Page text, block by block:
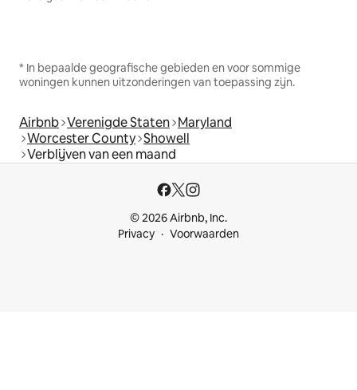
* In bepaalde geografische gebieden en voor sommige
woningen kunnen uitzonderingen van toepassing zijn.
Airbnb Verenigde Staten Maryland
Worcester County Showell
Verblijven van een maand
© 2026 Airbnb, Inc.
Privacy
Voorwaarden